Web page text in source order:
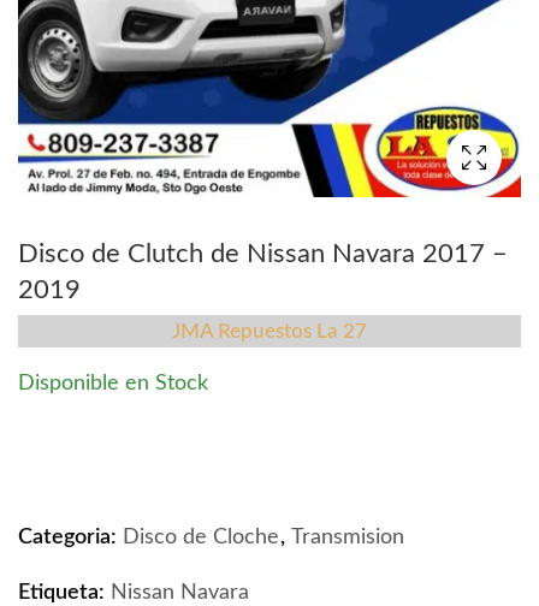
Disco de Clutch de Nissan Navara 2017 –
2019
JMA Repuestos La 27
Disponible en Stock
Categoria: Disco de Cloche, Transmision
Etiqueta: Nissan Navara